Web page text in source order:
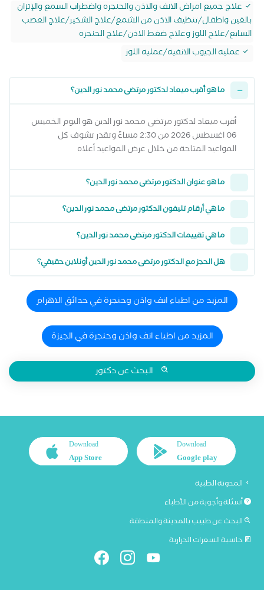
علاج جميع امراض الانف والاذن والحنجره واضطراب السمع والإتزان
بالغين واطفال/تنظيف الاذن من الشمع/علاج الشخير/علاج العصب
السابع/علاج اللوز وعلاج ضغط الاذن/علاج الحنجره
عمليه الجيوب الانفيه/عمليه اللوز
ما هو أقرب ميعاد لدكتور مرتضى محمد نور الدين؟
أقرب ميعاد لدكتور مرتضى محمد نور الدين هو اليوم الخميس
06 اغسطس 2026 من 2:30 مساءً وتقدر تشوف كل
المواعيد المتاحة من خلال عرض المواعيد أعلاه
ما هو عنوان الدكتور مرتضى محمد نور الدين؟
ما هي أرقام تليفون الدكتور مرتضى محمد نور الدين؟
ما هي تقييمات الدكتور مرتضى محمد نور الدين؟
هل الحجز مع الدكتور مرتضى محمد نور الدين أونلاين حقيقي؟
المزيد من اطباء انف واذن وحنجرة في حدائق الاهرام
المزيد من اطباء انف واذن وحنجرة في الجيزة
البحث عن دكتور
Download
Google play
Download
App Store
المدونة الطبية
أسئلة وأجوبة من الأطباء
البحث عن طبيب بالمدينة والمنطقة
حاسبة السعرات الحرارية